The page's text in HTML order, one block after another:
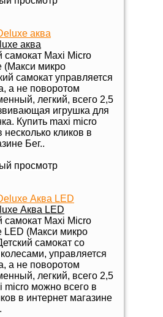
аква
самокат Maxi Micro
(Макси микро
самокат управляется
а не поворотом
легкий, всего 2,5
игрушка для
Купить maxi micro
кликов в
Бег..
просмотр
Аква LED
самокат Maxi Micro
LED (Макси микро
самокат со
управляется
а не поворотом
легкий, всего 2,5
micro можно всего в
в интернет магазине